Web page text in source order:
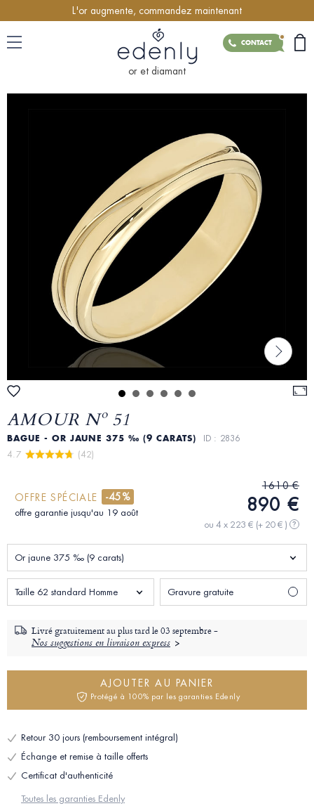
L'or augmente, commandez maintenant
CONTACT
or et diamant
AMOUR Nº 51
BAGUE - OR JAUNE 375 ‰ (9 CARATS) ID : 2836
4.7
(42)
OFFRE SPÉCIALE -45%
offre garantie jusqu'au 19 août
1610 €
890 €
ou 4 x 223 € (+ 20 € ) ?
Or jaune 375 ‰ (9 carats)
Taille 62 standard Homme Gravure gratuite
Livré gratuitement au plus tard le03 septembre -
Nos suggestions en livraison express
AJOUTER AU PANIER
Protégé à 100% par les garanties Edenly
Retour 30 jours (remboursement intégral)
Échange et remise à taille offerts
Certificat d'authenticité
Toutes les garanties Edenly